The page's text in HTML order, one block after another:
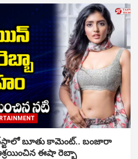
బూతు కామెంట్.. బంజారా
ఈషా రెబ్బా